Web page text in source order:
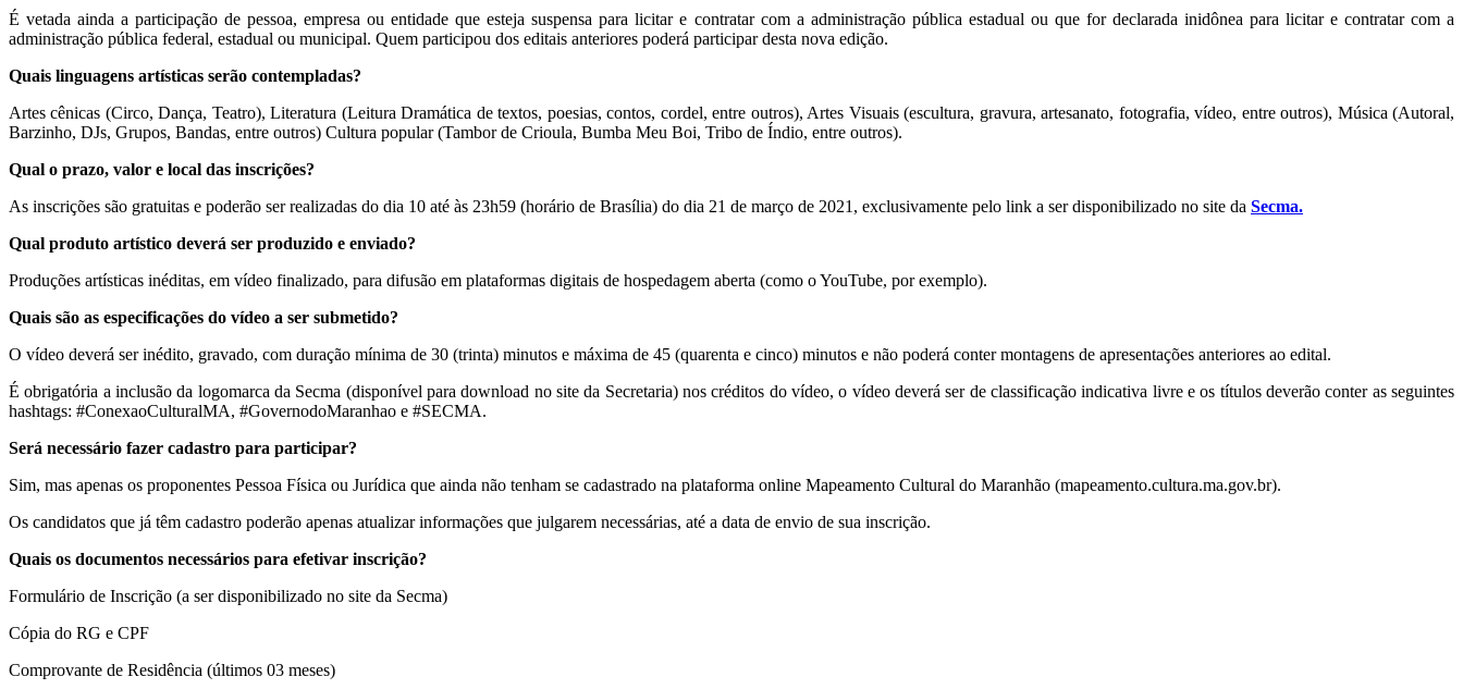
É vetada ainda a participação de pessoa, empresa ou entidade que esteja suspensa para licitar e contratar com a administração pública estadual ou que for declarada inidônea para licitar e contratar com a
administração pública federal, estadual ou municipal. Quem participou dos editais anteriores poderá participar desta nova edição.
Quais linguagens artísticas serão contempladas?
Artes cênicas (Circo, Dança, Teatro), Literatura (Leitura Dramática de textos, poesias, contos, cordel, entre outros), Artes Visuais (escultura, gravura, artesanato, fotografia, vídeo, entre outros), Música (Autoral,
Barzinho, DJs, Grupos, Bandas, entre outros) Cultura popular (Tambor de Crioula, Bumba Meu Boi, Tribo de Índio, entre outros).
Qual o prazo, valor e local das inscrições?
As inscrições são gratuitas e poderão ser realizadas do dia 10 até às 23h59 (horário de Brasília) do dia 21 de março de 2021, exclusivamente pelo link a ser disponibilizado no site da Secma.
Qual produto artístico deverá ser produzido e enviado?
Produções artísticas inéditas, em vídeo finalizado, para difusão em plataformas digitais de hospedagem aberta (como o YouTube, por exemplo).
Quais são as especificações do vídeo a ser submetido?
O vídeo deverá ser inédito, gravado, com duração mínima de 30 (trinta) minutos e máxima de 45 (quarenta e cinco) minutos e não poderá conter montagens de apresentações anteriores ao edital.
É obrigatória a inclusão da logomarca da Secma (disponível para download no site da Secretaria) nos créditos do vídeo, o vídeo deverá ser de classificação indicativa livre e os títulos deverão conter as seguintes
hashtags: #ConexaoCulturalMA, #GovernodoMaranhao e #SECMA.
Será necessário fazer cadastro para participar?
Sim, mas apenas os proponentes Pessoa Física ou Jurídica que ainda não tenham se cadastrado na plataforma online Mapeamento Cultural do Maranhão (mapeamento.cultura.ma.gov.br).
Os candidatos que já têm cadastro poderão apenas atualizar informações que julgarem necessárias, até a data de envio de sua inscrição.
Quais os documentos necessários para efetivar inscrição?
Formulário de Inscrição (a ser disponibilizado no site da Secma)
Cópia do RG e CPF
Comprovante de Residência (últimos 03 meses)